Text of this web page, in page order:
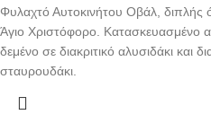
Φυλαχτό Αυτοκινήτου Οβάλ, διπλής
Άγιο Χριστόφορο. Κατασκευασμένο
δεμένο σε διακριτικό αλυσιδάκι
σταυρουδάκι.